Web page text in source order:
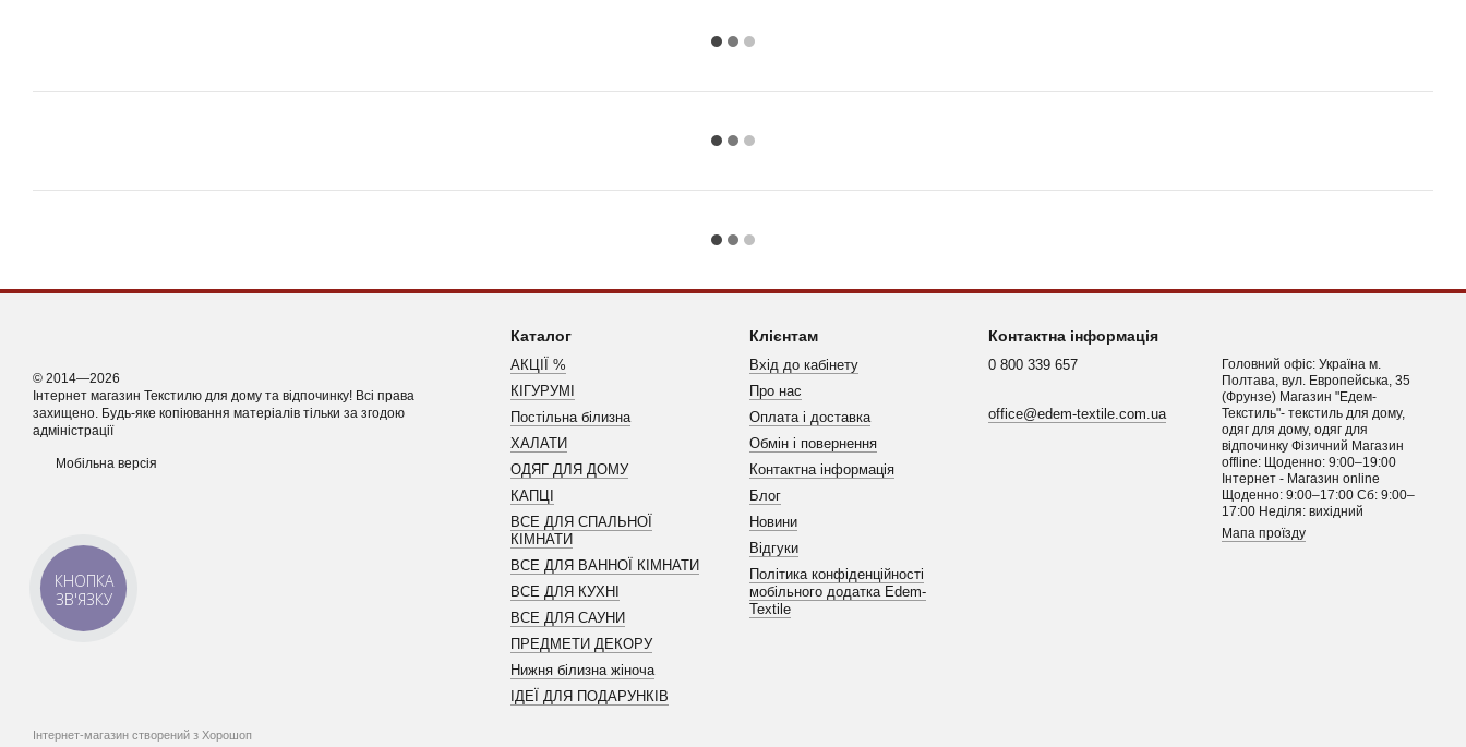
© 2014—2026
Інтернет магазин Текстилю для дому та відпочинку! Всі права
захищено. Будь-яке копіювання матеріалів тільки за згодою
адміністрації
Мобільна версія
Інтернет-магазин створений з Хорошоп
Каталог
АКЦІЇ %
КІГУРУМІ
Постільна білизна
ХАЛАТИ
ОДЯГ ДЛЯ ДОМУ
КАПЦІ
ВСЕ ДЛЯ СПАЛЬНОЇ
КІМНАТИ
ВСЕ ДЛЯ ВАННОЇ КІМНАТИ
ВСЕ ДЛЯ КУХНІ
ВСЕ ДЛЯ САУНИ
ПРЕДМЕТИ ДЕКОРУ
Нижня білизна жіноча
ІДЕЇ ДЛЯ ПОДАРУНКІВ
Клієнтам
Вхід до кабінету
Про нас
Оплата і доставка
Обмін і повернення
Контактна інформація
Блог
Новини
Відгуки
Політика конфіденційності
мобільного додатка Edem-
Textile
Контактна інформація
0 800 339 657
office@edem-textile.com.ua
Головний офіс: Україна м.
Полтава, вул. Европейська, 35
(Фрунзе) Магазин "Едем-
Текстиль"- текстиль для дому,
одяг для дому, одяг для
відпочинку Фізичний Магазин
offline: Щоденно: 9:00–19:00
Інтернет - Магазин online
Щоденно: 9:00–17:00 Сб: 9:00–
17:00 Неділя: вихідний
Мапа проїзду
КНОПКА
ЗВ'ЯЗКУ